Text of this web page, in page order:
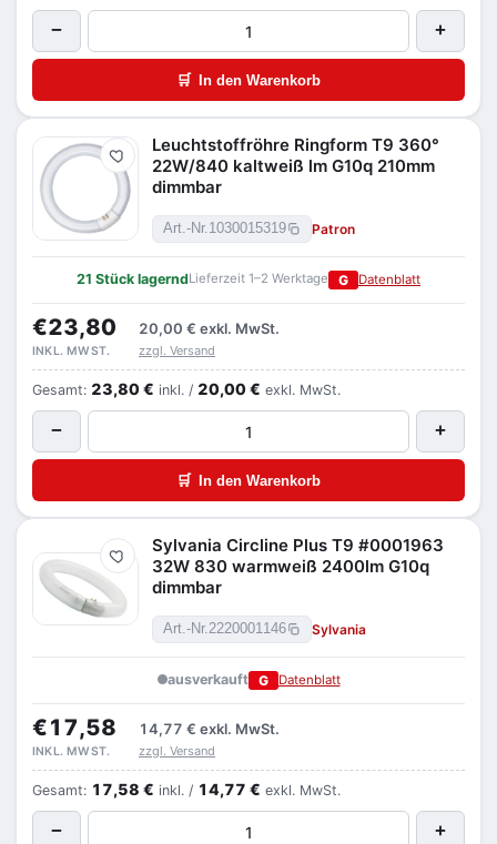
− +
🛒 In den Warenkorb
Merken
Leuchtstoffröhre Ringform T9 360°
22W/840 kaltweiß lm G10q 210mm
dimmbar
Art.-Nr.1030015319 Patron
21 Stück lagerndLieferzeit 1–2 Werktage G Datenblatt
€23,80 20,00 € exkl. MwSt.
INKL. MWST. zzgl. Versand
Gesamt: 23,80 € inkl. / 20,00 € exkl. MwSt.
− +
🛒 In den Warenkorb
Merken
Sylvania Circline Plus T9 #0001963
32W 830 warmweiß 2400lm G10q
dimmbar
Art.-Nr.2220001146 Sylvania
ausverkauft G Datenblatt
€17,58 14,77 € exkl. MwSt.
INKL. MWST. zzgl. Versand
Gesamt: 17,58 € inkl. / 14,77 € exkl. MwSt.
− +